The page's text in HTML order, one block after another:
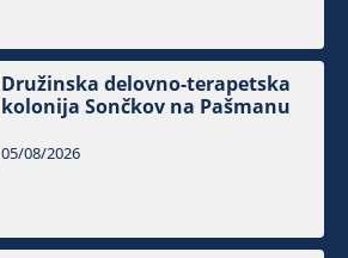
Družinska delovno-terapetska
kolonija Sončkov na Pašmanu
05/08/2026